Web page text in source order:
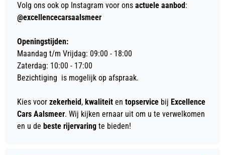
Volg ons ook op Instagram voor ons actuele aanbod:
@excellencecarsaalsmeer
Openingstijden:
Maandag t/m Vrijdag: 09:00 - 18:00
Zaterdag: 10:00 - 17:00
Bezichtiging is mogelijk op afspraak.
Kies voor zekerheid, kwaliteit en topservice bij Excellence
Cars Aalsmeer. Wij kijken ernaar uit om u te verwelkomen
en u de beste rijervaring te bieden!